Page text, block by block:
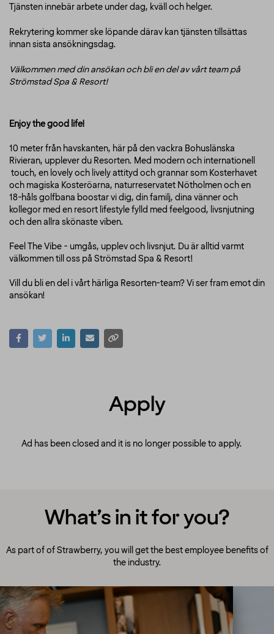
Tjänsten innebär arbete under dag, kväll och helger.
Rekrytering kommer ske löpande därav kan tjänsten tillsättas
innan sista ansökningsdag.
Välkommen med din ansökan och bli en del av vårt team på
Strömstad Spa & Resort!
Enjoy the good life!
10 meter från havskanten, här på den vackra Bohuslänska
Rivieran, upplever du Resorten. Med modern och internationell
touch, en lovely och lively attityd och grannar som Kosterhavet
och magiska Kosteröarna, naturreservatet Nötholmen och en
18-håls golfbana boostar vi dig, din familj, dina vänner och
kollegor med en resort lifestyle fylld med feelgood, livsnjutning
och den allra skönaste viben.
Feel The Vibe - umgås, upplev och livsnjut. Du är alltid varmt
välkommen till oss på Strömstad Spa & Resort!
Vill du bli en del i vårt härliga Resorten-team? Vi ser fram emot din
ansökan!
Apply
Ad has been closed and it is no longer possible to apply.
What’s in it for you?
As part of of Strawberry, you will get the best employee benefits of
the industry.